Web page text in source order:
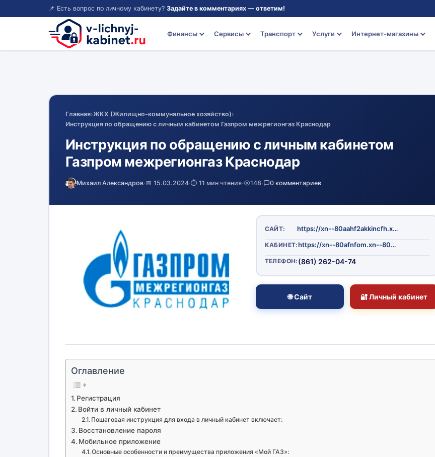
📌 Есть вопрос по личному кабинету? Задайте в комментариях — ответим!
Финансы Сервисы Транспорт Услуги Интернет-магазины
Главная›ЖКХ (Жилищно-коммунальное хозяйство)›
Инструкция по обращению с личным кабинетом Газпром межрегионгаз Краснодар
Инструкция по обращению с личным кабинетом
Газпром межрегионгаз Краснодар
Михаил Александров·📅 15.03.2024·⏱️ 11 мин чтения· 148· 0 комментариев
САЙТ: https://xn--80aahf2akkincfh.xn--p1ai/
КАБИНЕТ: https://xn--80afnfom.xn--80ahmohdapg.xn--80asehdb/auth/sign-in
ТЕЛЕФОН: (861) 262-04-74
🌐 Сайт 🔐 Личный кабинет
Оглавление
Регистрация
Войти в личный кабинет
Пошаговая инструкция для входа в личный кабинет включает:
Восстановление пароля
Мобильное приложение
Основные особенности и преимущества приложения «Мой ГАЗ»: